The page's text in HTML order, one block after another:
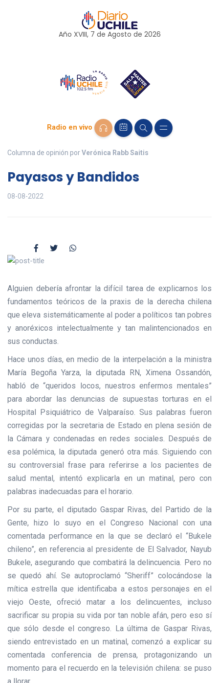
Año XVIII, 7 de Agosto de 2026
Radio en vivo
Columna de opinión porVerónica Rabb Saitis
Payasos y Bandidos
08-08-2022
Alguien debería afrontar la difícil tarea de explicarnos los
fundamentos teóricos de la praxis de la derecha chilena
que eleva sistemáticamente al poder a políticos tan pobres
y anoréxicos intelectualmente y tan malintencionados en
sus conductas.
Hace unos días, en medio de la interpelación a la ministra
María Begoña Yarza, la diputada RN, Ximena Ossandón,
habló de “queridos locos, nuestros enfermos mentales”
para abordar las denuncias de supuestas torturas en el
Hospital Psiquiátrico de Valparaíso. Sus palabras fueron
corregidas por la secretaria de Estado en plena sesión de
la Cámara y condenadas en redes sociales. Después de
esa polémica, la diputada generó otra más. Siguiendo con
su controversial frase para referirse a los pacientes de
salud mental, intentó explicarla en un matinal, pero con
palabras inadecuadas para el horario.
Por su parte, el diputado Gaspar Rivas, del Partido de la
Gente, hizo lo suyo en el Congreso Nacional con una
comentada performance en la que se declaró el “Bukele
chileno”, en referencia al presidente de El Salvador, Nayub
Bukele, asegurando que combatirá la delincuencia. Pero no
se quedó ahí. Se autoproclamó “Sheriff” colocándose la
mítica estrella que identificaba a estos personajes en el
viejo Oeste, ofreció matar a los delincuentes, incluso
sacrificar su propia su vida por tan noble afán, pero eso sí
que sólo desde el congreso. La última de Gaspar Rivas,
siendo entrevistado en un matinal, comenzó a explicar su
comentada conferencia de prensa, protagonizando un
momento para el recuerdo en la televisión chilena: se puso